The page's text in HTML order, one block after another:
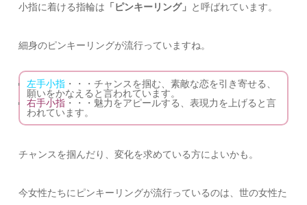
小指に着ける指輪は 「ピンキーリング」 と呼ばれています。
細身のピンキーリングが流行っていますね。
左手小指 ・・・チャンスを掴む、素敵な恋を引き寄せる、
願いをかなえると言われています。
右手小指 ・・・魅力をアピールする、表現力を上げると言
われています。
チャンスを掴んだり、変化を求めている方によいかも。
今女性たちにピンキーリングが流行っているのは、世の女性た